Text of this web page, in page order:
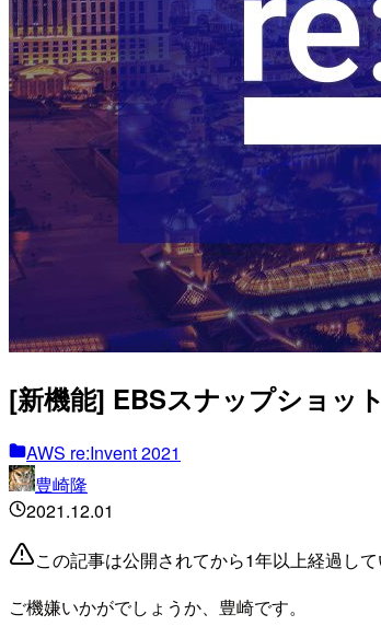
[新機能] EBSスナップショッ
AWS re:Invent 2021
豊崎隆
2021.12.01
この記事は公開されてから1年以上経過し
ご機嫌いかがでしょうか、豊崎です。